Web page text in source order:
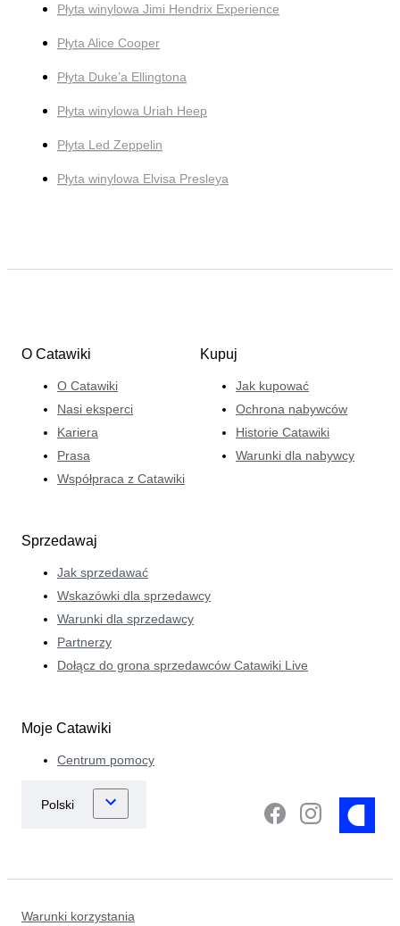
Płyta winylowa Jimi Hendrix Experience
Płyta Alice Cooper
Płyta Duke’a Ellingtona
Płyta winylowa Uriah Heep
Płyta Led Zeppelin
Płyta winylowa Elvisa Presleya
O Catawiki
O Catawiki
Nasi eksperci
Kariera
Prasa
Współpraca z Catawiki
Kupuj
Jak kupować
Ochrona nabywców
Historie Catawiki
Warunki dla nabywcy
Sprzedawaj
Jak sprzedawać
Wskazówki dla sprzedawcy
Warunki dla sprzedawcy
Partnerzy
Dołącz do grona sprzedawców Catawiki Live
Moje Catawiki
Centrum pomocy
Warunki korzystania